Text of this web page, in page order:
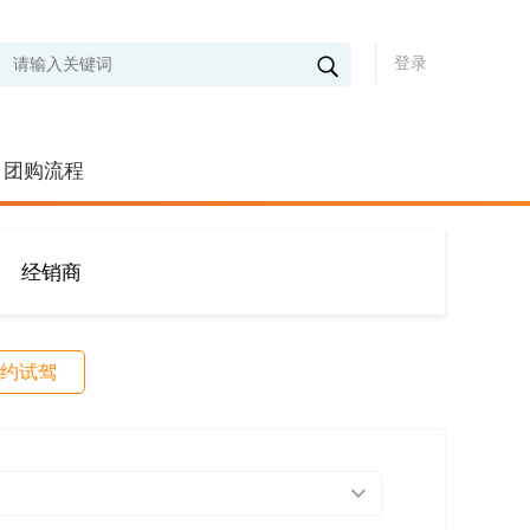
登录
团购流程
经销商
试驾